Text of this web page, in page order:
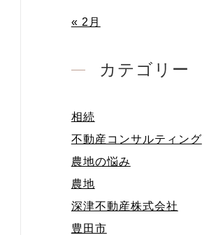
« 2月
カテゴリー
相続
不動産コンサルティング
農地の悩み
農地
深津不動産株式会社
豊田市